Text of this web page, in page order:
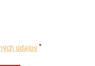
údajov *